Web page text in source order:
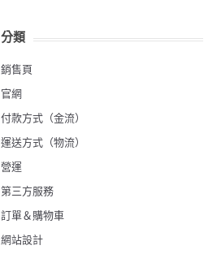
分類
銷售頁
官網
付款方式（金流）
運送方式（物流）
營運
第三方服務
訂單＆購物車
網站設計